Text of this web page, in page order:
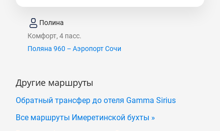
Полина
Комфорт, 4 пасс.
Поляна 960 – Аэропорт Сочи
Другие маршруты
Обратный трансфер до отеля Gamma Sirius
Все маршруты Имеретинской бухты »